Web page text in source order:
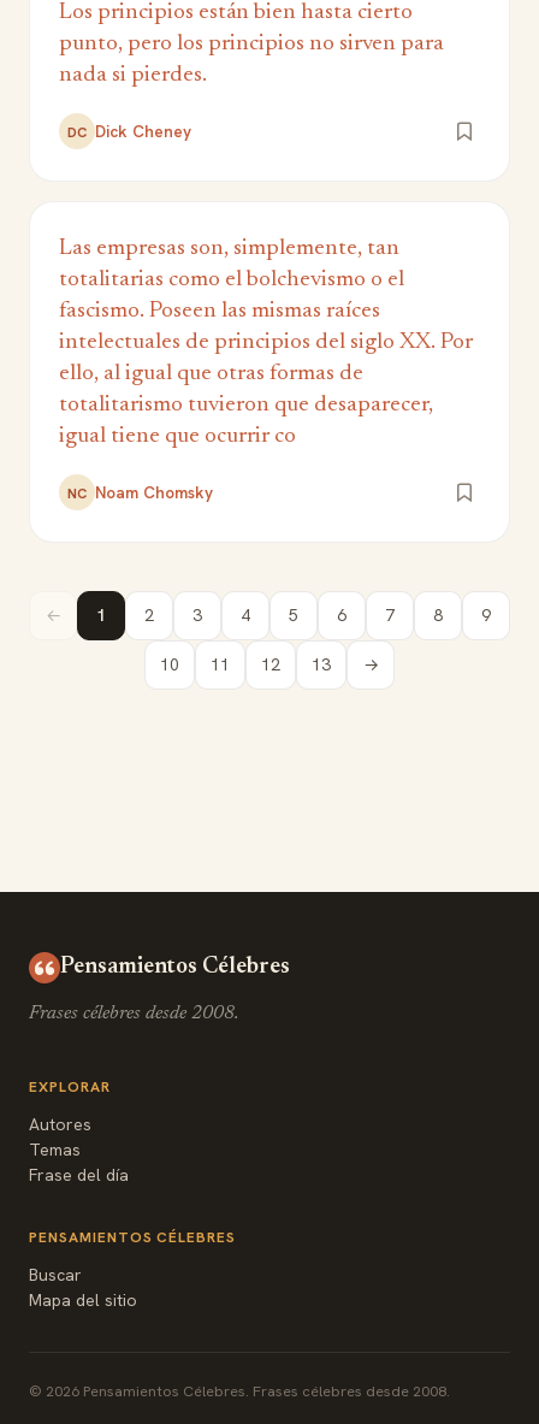
Los principios están bien hasta cierto
punto, pero los principios no sirven para
nada si pierdes.
DC Dick Cheney
Las empresas son, simplemente, tan
totalitarias como el bolchevismo o el
fascismo. Poseen las mismas raíces
intelectuales de principios del siglo XX. Por
ello, al igual que otras formas de
totalitarismo tuvieron que desaparecer,
igual tiene que ocurrir co
NC Noam Chomsky
← 1 2 3 4 5 6 7 8 9
10 11 12 13 →
Pensamientos Célebres
Frases célebres desde 2008.
EXPLORAR
Autores
Temas
Frase del día
PENSAMIENTOS CÉLEBRES
Buscar
Mapa del sitio
© 2026 Pensamientos Célebres. Frases célebres desde 2008.